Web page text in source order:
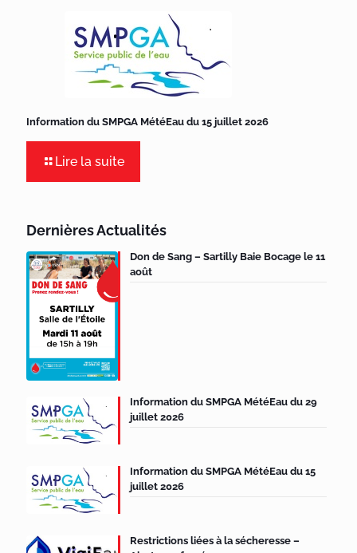
Information du SMPGA MétéEau du 15 juillet 2026
Lire la suite
Dernières Actualités
Don de Sang – Sartilly Baie Bocage le 11
août
Information du SMPGA MétéEau du 29
juillet 2026
Information du SMPGA MétéEau du 15
juillet 2026
Restrictions liées à la sécheresse –